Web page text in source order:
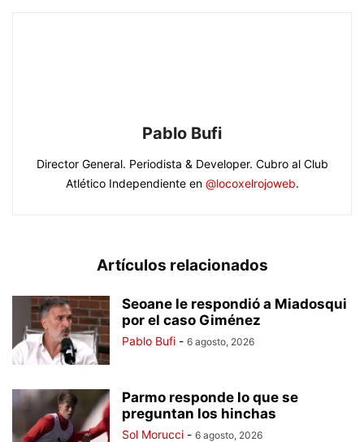
Pablo Bufi
Director General. Periodista & Developer. Cubro al Club
Atlético Independiente en @locoxelrojoweb.
Artículos relacionados
Seoane le respondió a Miadosqui
por el caso Giménez
Pablo Bufi - 6 agosto, 2026
Parmo responde lo que se
preguntan los hinchas
Sol Morucci - 6 agosto, 2026